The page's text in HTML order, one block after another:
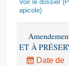
Voir le dossier
apicole)
ET À
Date de